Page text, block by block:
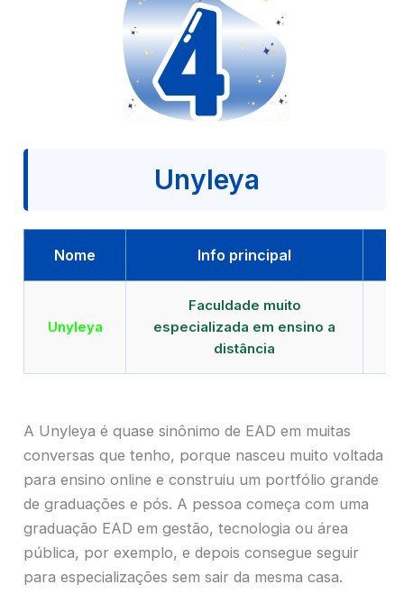
Unyleya
Nome Info principal
Unyleya
Faculdade muito
especializada em ensino a
distância
A Unyleya é quase sinônimo de EAD em muitas
conversas que tenho, porque nasceu muito voltada
para ensino online e construiu um portfólio grande
de graduações e pós. A pessoa começa com uma
graduação EAD em gestão, tecnologia ou área
pública, por exemplo, e depois consegue seguir
para especializações sem sair da mesma casa.